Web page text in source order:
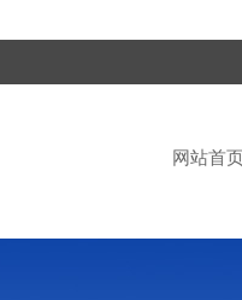
网站首